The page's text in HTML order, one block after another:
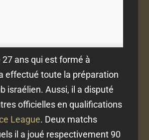
27 ans qui est formé à
effectué toute la préparation
israélien. Aussi, il a disputé
officielles en qualifications
League. Deux matchs
il a joué respectivement 90